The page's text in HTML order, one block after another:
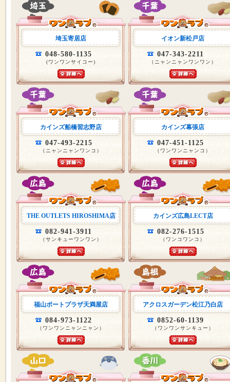
埼玉寄居店
048-580-1135
(ワンワンサイコー)
イオン新松戸店
047-343-2211
（ニャンニャンワンワン）
カインズ船橋習志野店
047-493-2215
（ニャンニャンワンコ）
カインズ幕張店
047-451-1125
（ワンワンニャンコ）
THE OUTLETS HIROSHIMA店
082-941-3911
（サンキューワンワン）
カインズ広島LECT店
082-276-1515
（ワンコワンコ）
福山ポートプラザ天満屋店
084-973-1122
（ワンワンニャンニャン）
アクロスガーデン松江乃白店
0852-60-1139
（ワンワンサンキュー）